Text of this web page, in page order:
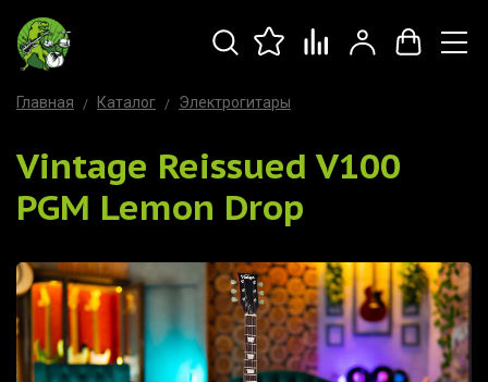
Главная Каталог Электрогитары
Vintage Reissued V100
PGM Lemon Drop